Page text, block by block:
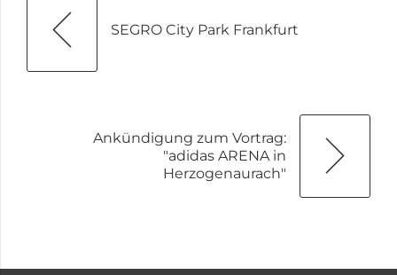
SEGRO City Park Frankfurt
Ankündigung zum Vortrag:
"adidas ARENA in
Herzogenaurach"